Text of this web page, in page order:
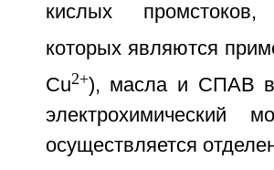
кислых промстоков,
которых являются
Cu2+), масла и СПАВ
осуществляется